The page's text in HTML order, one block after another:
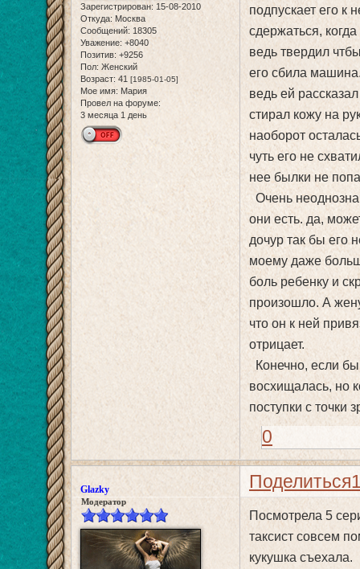
Зарегистрирован: 15-08-2010
Откуда: Москва
Сообщений: 18305
Уважение: +8040
Позитив: +9256
Пол: Женский
Возраст: 41 [1985-01-05]
Мое имя: Мария
Провел на форуме:
3 месяца 1 день
подпускает его к
сдержаться,
ведь твердил
его сбила
ведь ей
стирал кожу на
наоборот
чуть его не
нее былки не
Очень
они есть. да,
дочур так бы его
моему даже
боль ребенку и
произошло. А
что он к ней
отрицает.
Конечно, если
восхищалась, но
поступки с точки
0
Поделиться
Glazky
Модератор
Посмотрела 5
таксист совсем
кукушка съехала.